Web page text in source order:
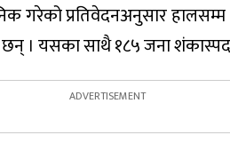
गरेको प्रतिवेदनअनुसार
। यसका साथै १८५ जना शंकास्पद